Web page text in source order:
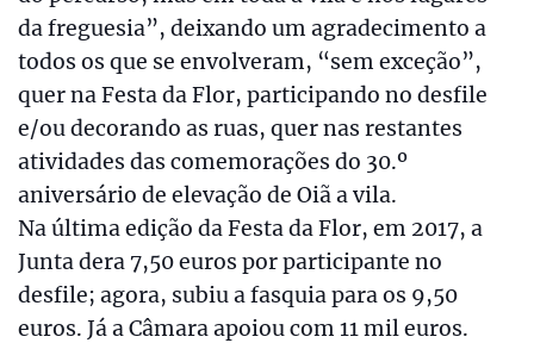
da freguesia”, deixando um agradecimento a
todos os que se envolveram, “sem exceção”,
quer na Festa da Flor, participando no desfile
e/ou decorando as ruas, quer nas restantes
atividades das comemorações do 30.º
aniversário de elevação de Oiã a vila.
Na última edição da Festa da Flor, em 2017, a
Junta dera 7,50 euros por participante no
desfile; agora, subiu a fasquia para os 9,50
euros. Já a Câmara apoiou com 11 mil euros.